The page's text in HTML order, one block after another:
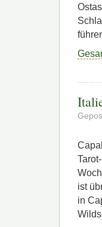
ist
in